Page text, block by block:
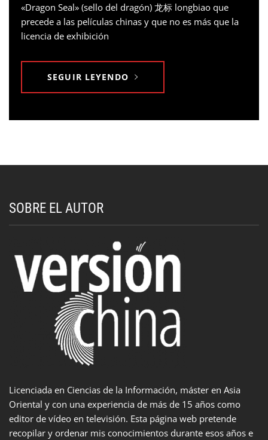
«Dragon Seal» (sello del dragón) 龙标 longbiao que
precede a las películas chinas y que no es más que la
licencia de exhibición
SEGUIR LEYENDO
SOBRE EL AUTOR
Licenciada en Ciencias de la Información, máster en Asia
Oriental y con una experiencia de más de 15 años como
editor de vídeo en televisión. Esta página web pretende
recopilar y ordenar mis conocimientos durante esos años e